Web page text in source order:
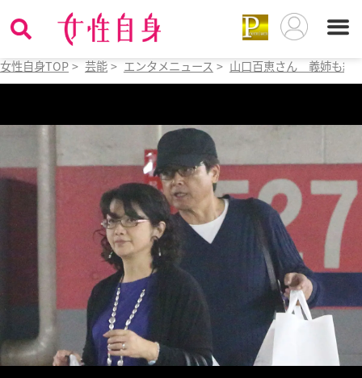
女性自身TOP > 芸能 > エンタメニュース > 山口百恵さん 義姉も絶